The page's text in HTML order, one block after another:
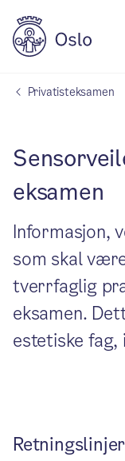
Privatisteksamen
eksamen
Informasjon,
som skal
tverrfaglig
eksamen.
estetiske
Retningslinjer